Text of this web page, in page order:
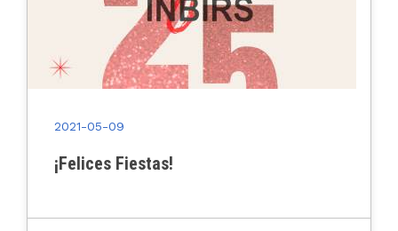
2021-05-09
¡Felices Fiestas!